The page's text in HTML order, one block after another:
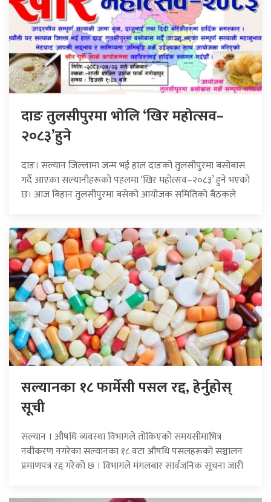
दाङ तुलसीपुरमा भोलि ‘खिर महोत्सव–
२०८३’हुने
दाङ। सल्यान जिल्लामा जन्म भई हाल दाङको तुलसीपुरमा बसोबास
गर्दै आएका सल्यानीहरूको पहलमा ‘खिर महोत्सव–२०८३’ हुने भएको
छ। आज बिहान तुलसीपुरमा बसेको आयोजक समितिको बैठकले
सल्यानका १८ फार्मेसी पसल रद्द, हेर्नुहोस्
सूची
सल्यान । औषधि व्यवस्था विभागले तोकिएको समयसीमाभित्र
नवीकरण नगरेका सल्यानका १८ वटा औषधि पसलहरूको सञ्चालन
प्रमाणपत्र रद्द गरेको छ । विभागले मंगलबार सार्वजनिक सूचना जारी